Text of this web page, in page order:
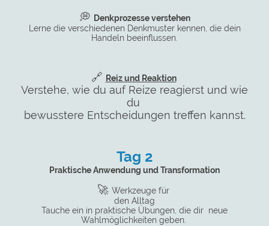
💭 Denkprozesse verstehen
Lerne die verschiedenen Denkmuster kennen, die dein
Handeln beeinflussen.
🔗 Reiz und Reaktion
Verstehe, wie du auf Reize reagierst und wie
du
bewusstere Entscheidungen treffen kannst.
Tag 2
Praktische Anwendung und Transformation
🚀 Werkzeuge für
den Alltag
Tauche ein in praktische Übungen, die dir neue
Wahlmöglichkeiten geben.